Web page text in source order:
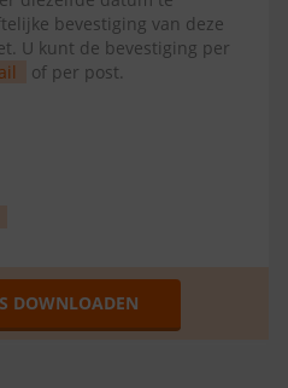
bevestiging van deze
U kunt de bevestiging per
of per post.
DOWNLOADEN